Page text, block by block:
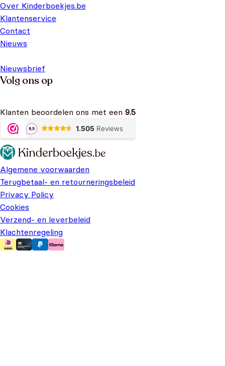
Over Kinderboekjes.be
Klantenservice
Contact
Nieuws
Nieuwsbrief
Volg ons op
Klanten beoordelen ons met een 9.5
Algemene voorwaarden
Terugbetaal- en retourneringsbeleid
Privacy Policy
Cookies
Verzend- en leverbeleid
Klachtenregeling